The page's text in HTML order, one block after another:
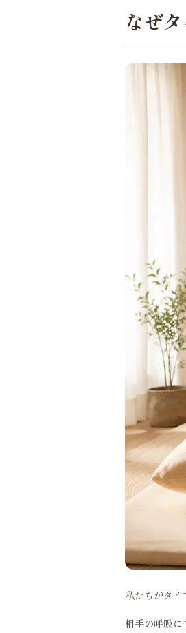
なぜ
私たちがタイ
相手の呼吸に